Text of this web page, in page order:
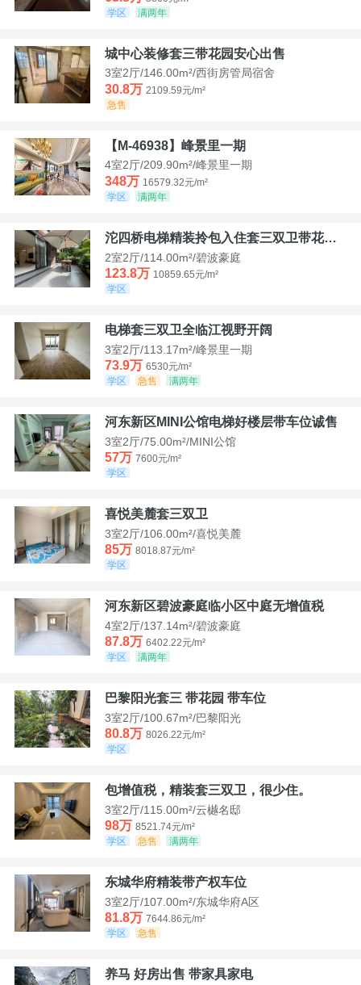
学区
满两年
城中心装修套三带花园安心出售
3室2厅/146.00m²/西街房管局宿舍
30.8万 2109.59元/m²
急售
【M-46938】峰景里一期
4室2厅/209.90m²/峰景里一期
348万 16579.32元/m²
学区
满两年
沱四桥电梯精装拎包入住套三双卫带花园40平米带车位
2室2厅/114.00m²/碧波豪庭
123.8万 10859.65元/m²
学区
电梯套三双卫全临江视野开阔
3室2厅/113.17m²/峰景里一期
73.9万 6530元/m²
学区
急售 满两年
河东新区MINI公馆电梯好楼层带车位诚售
3室2厅/75.00m²/MINI公馆
57万 7600元/m²
学区
喜悦美麓套三双卫
3室2厅/106.00m²/喜悦美麓
85万 8018.87元/m²
学区
河东新区碧波豪庭临小区中庭无增值税
4室2厅/137.14m²/碧波豪庭
87.8万 6402.22元/m²
学区
满两年
巴黎阳光套三 带花园 带车位
3室2厅/100.67m²/巴黎阳光
80.8万 8026.22元/m²
学区
包增值税，精装套三双卫，很少住。
3室2厅/115.00m²/云樾名邸
98万 8521.74元/m²
学区
急售 满两年
东城华府精装带产权车位
3室2厅/107.00m²/东城华府A区
81.8万 7644.86元/m²
学区
急售
养马 好房出售 带家具家电